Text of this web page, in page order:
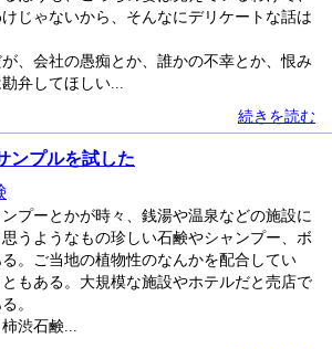
じゃないから、そんなにデリケートな話は
、会社の愚痴とか、誰かの不幸とか、恨み
弁してほしい...
続きを読む
ンプルを試した
プーとかが時々、銭湯や温泉などの施設に
うようなもの珍しい石鹸やシャンプー、ボ
。ご当地の植物性のなんかを配合してい
もある。大規模な施設やホテルだと売店で
。
渋石鹸...